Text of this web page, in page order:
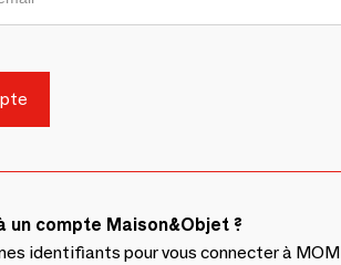
un compte Maison&Objet ?
identifiants pour vous connecter à MOM